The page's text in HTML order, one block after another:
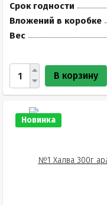
Срок годности
Вложений в коробке
Вес
В корзину
Новинка